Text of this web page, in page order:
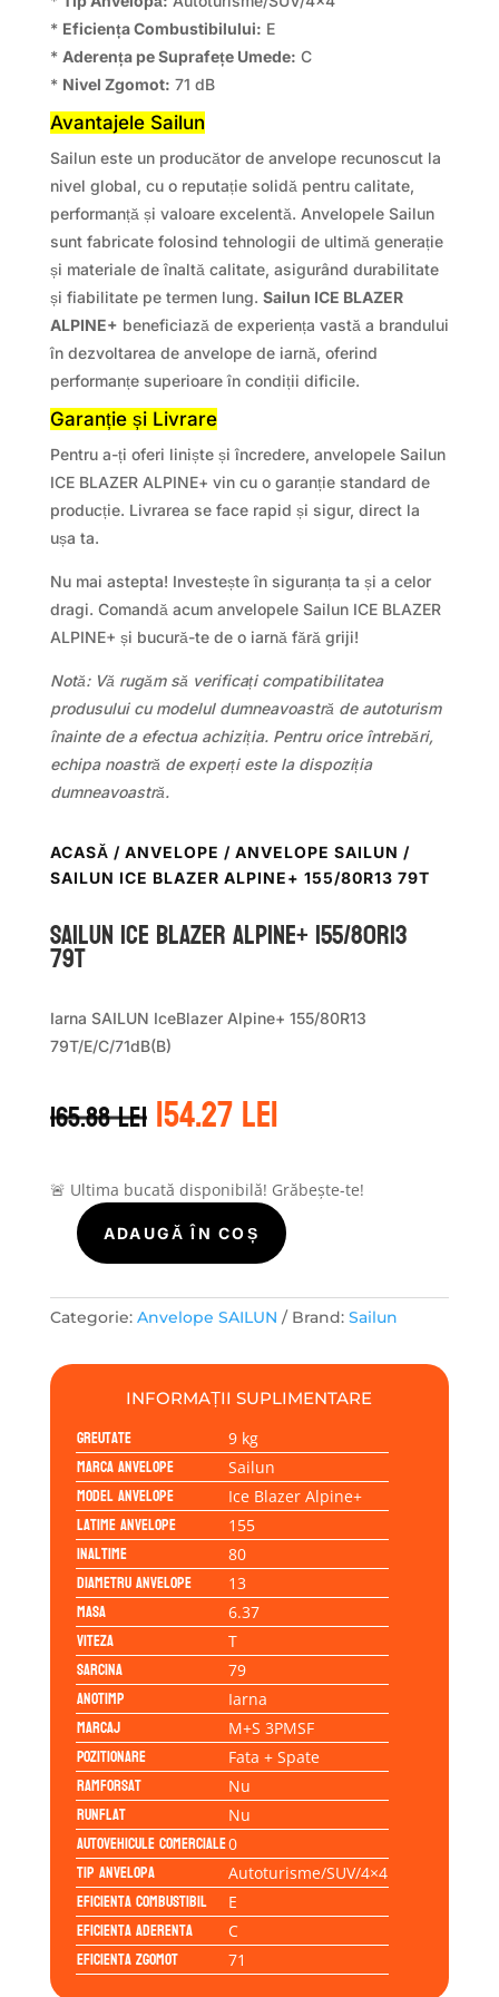
* Eficiența Combustibilului: E
* Aderența pe Suprafețe Umede: C
* Nivel Zgomot: 71 dB
Avantajele Sailun
Sailun este un producător de anvelope recunoscut la
nivel global, cu o reputație solidă pentru calitate,
performanță și valoare excelentă. Anvelopele Sailun
sunt fabricate folosind tehnologii de ultimă generație
și materiale de înaltă calitate, asigurând durabilitate
și fiabilitate pe termen lung. Sailun ICE BLAZER
ALPINE+ beneficiază de experiența vastă a brandului
în dezvoltarea de anvelope de iarnă, oferind
performanțe superioare în condiții dificile.
Garanție și Livrare
Pentru a-ți oferi liniște și încredere, anvelopele Sailun
ICE BLAZER ALPINE+ vin cu o garanție standard de
producție. Livrarea se face rapid și sigur, direct la
ușa ta.
Nu mai astepta! Investește în siguranța ta și a celor
dragi. Comandă acum anvelopele Sailun ICE BLAZER
ALPINE+ și bucură-te de o iarnă fără griji!
Notă: Vă rugăm să verificați compatibilitatea
produsului cu modelul dumneavoastră de autoturism
înainte de a efectua achiziția. Pentru orice întrebări,
echipa noastră de experți este la dispoziția
dumneavoastră.
ACASĂ / ANVELOPE / ANVELOPE SAILUN /
SAILUN ICE BLAZER ALPINE+ 155/80R13 79T
Sailun ICE BLAZER ALPINE+ 155/80R13
79T
Iarna SAILUN IceBlazer Alpine+ 155/80R13
79T/E/C/71dB(B)
165.88lei Prețul
inițial
fost:
165.88 lei.
154.27leiPrețul
curent
154.27 lei.
🚨 Ultima bucată disponibilă! Grăbește-te!
Cantitate
ICE
BLAZER
155/80R13
ADAUGĂ ÎN COȘ
Categorie: Anvelope SAILUN Brand: Sailun
INFORMAȚII SUPLIMENTARE
Greutate 9 kg
Marca anvelope Sailun
Model anvelope Ice Blazer Alpine+
Latime anvelope 155
Inaltime 80
Diametru anvelope 13
Masa 6.37
Viteza T
Sarcina 79
Anotimp Iarna
Marcaj M+S 3PMSF
Pozitionare Fata + Spate
Ramforsat Nu
Runflat Nu
Autovehicule comerciale0
Tip anvelopa Autoturisme/SUV/4×4
Eficienta Combustibil E
Eficienta Aderenta C
Eficienta Zgomot 71